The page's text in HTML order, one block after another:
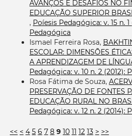
AVANÇOS E DESAFIOS NO
EDUCAÇÃO SUPERIOR
, Poíesis Pedagógica: v. 15 n. 1
Pedagógica
Ismael Ferreira Rosa,
ESCOLAR: DIMENSÕES
A APRENDIZAGEM DE
Pedagógica: v. 10 n. 2 (2012):
Rosa Fátima de Souza,
PRESERVAÇÃO DE FONTES
EDUCAÇÃO RURAL NO
Pedagógica: v. 12 n. 2 (2014):
<< < 4 5 6 7 8 9 10 11 12 13 > >>